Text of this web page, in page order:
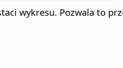
wykresu. Pozwala to